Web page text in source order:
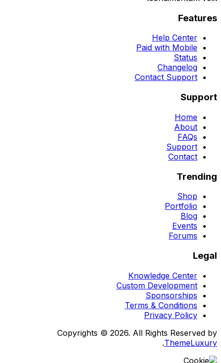
Features
Help Center
Paid with Mobile
Status
Changelog
Contact Support
Support
Home
About
FAQs
Support
Contact
Trending
Shop
Portfolio
Blog
Events
Forums
Legal
Knowledge Center
Custom Development
Sponsorships
Terms & Conditions
Privacy Policy
Copyrights © 2026. All Rights Reserved by
ThemeLuxury
.